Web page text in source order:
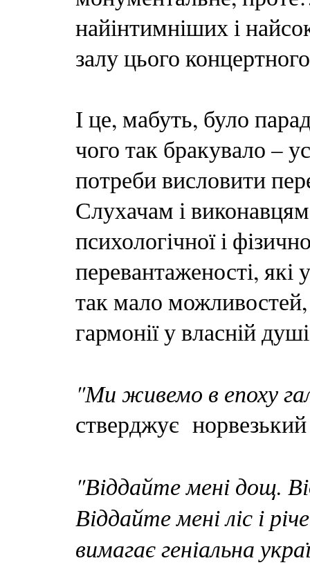
найінтимніших і
залу цього
І це, мабуть, було
чого так бракувало –
потреби висловити
Слухачам і
психологічної і
перевантаженості,
так мало
гармонії у власній
"Ми живемо в епоху
стверджує
"Віддайте мені дощ.
Віддайте мені ліс і
вимагає геніальна